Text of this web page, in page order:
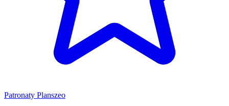
Patronaty Planszeo